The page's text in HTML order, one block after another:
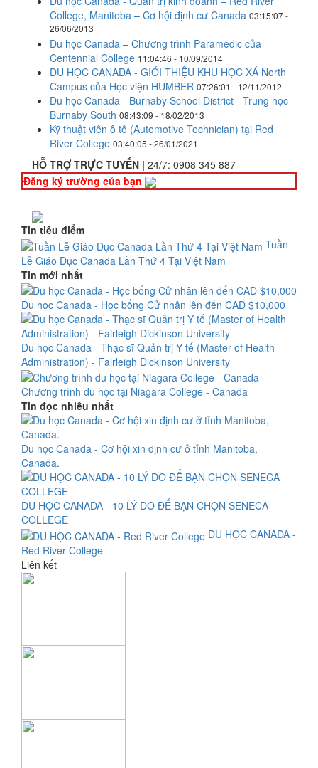
College, Manitoba – Cơ hội định cư Canada 03:15:07 -
26/06/2013
Du học Canada – Chương trình Paramedic của
Centennial College 11:04:46 - 10/09/2014
DU HỌC CANADA - GIỚI THIỆU KHU HỌC XÁ North
Campus của Học viện HUMBER 07:26:01 - 12/11/2012
Du học Canada - Burnaby School District - Trung học
Burnaby South 08:43:09 - 18/02/2013
Kỹ thuật viên ô tô (Automotive Technician) tại Red
River College 03:40:05 - 26/01/2021
HỖ TRỢ TRỰC TUYẾN | 24/7: 0908 345 887
Đăng ký trường của bạn
Tin tiêu điểm
Tuần
Lễ Giáo Dục Canada Lần Thứ 4 Tại Việt Nam
Tin mới nhất
Du học Canada - Học bổng Cử nhân lên đến CAD $10,000
Du học Canada - Thạc sĩ Quản trị Y tế (Master of Health
Administration) - Fairleigh Dickinson University
Chương trình du học tại Niagara College - Canada
Tin đọc nhiều nhất
Du học Canada - Cơ hội xin định cư ở tỉnh Manitoba,
Canada.
DU HỌC CANADA - 10 LÝ DO ĐỂ BẠN CHỌN SENECA
COLLEGE
DU HỌC CANADA -
Red River College
Liên kết